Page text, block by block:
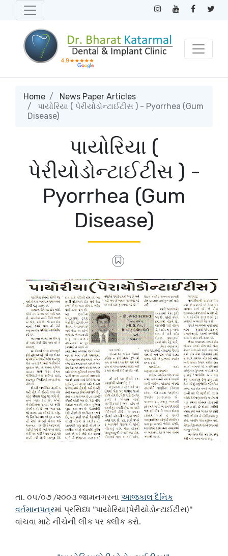
Home
News Paper Articles
પાયોરિયા ( પેરીયોડોન્ટાઈટીસ ) - Pyorrhea (Gum
Disease)
પાયોરિયા (
પેરીયોડોન્ટાઈટીસ ) -
Pyorrhea (Gum
Disease)
તા. ૦૫/૦૭ /૨૦૦૩ જામનગરના આજકાલ દૈનિક
વર્તમાનપત્રમાં પ્રસિધ્ધ "પાયોરિયા(પેરીયોડોન્ટાઈટીસ)"
વાંચવા માટે નીચેની લીંક પર ક્લીક કરો.